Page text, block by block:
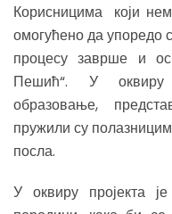
Корисницима који
омогућено да упоредо
процесу заврше и
Пешић“. У оквиру
образовање,
пружили су
посла.
У оквиру пројекта